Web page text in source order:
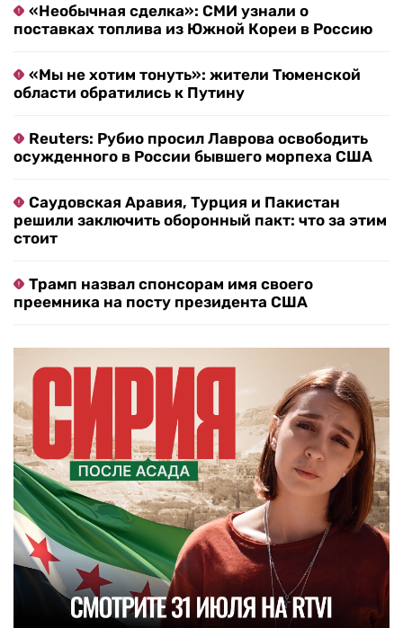
«Необычная сделка»: СМИ узнали о
поставках топлива из Южной Кореи в Россию
«Мы не хотим тонуть»: жители Тюменской
области обратились к Путину
Reuters: Рубио просил Лаврова освободить
осужденного в России бывшего морпеха США
Саудовская Аравия, Турция и Пакистан
решили заключить оборонный пакт: что за этим
стоит
Трамп назвал спонсорам имя своего
преемника на посту президента США